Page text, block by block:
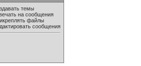
темы
на сообщения
файлы
сообщения